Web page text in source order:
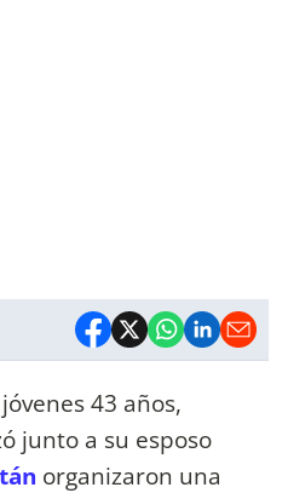
43 años,
junto a su esposo
organizaron una